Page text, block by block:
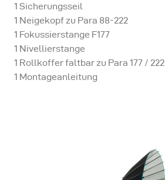
1 Sicherungsseil
1 Neigekopf zu Para 88-222
1 Fokussierstange F177
1 Nivellierstange
1 Rollkoffer faltbar zu Para 177 / 222
1 Montageanleitung